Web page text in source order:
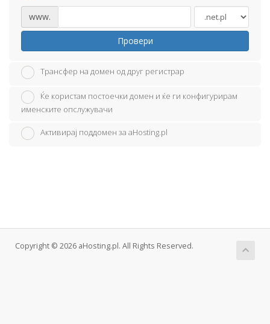
www.
Провери
Трансфер на домен од друг регистрар
Ќе користам постоечки домен и ќе ги конфигурирам
именските опслужувачи
Активирај поддомен за aHosting.pl
Copyright © 2026 aHosting.pl. All Rights Reserved.